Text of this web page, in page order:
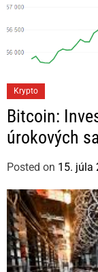
a
t
e
o
r
i
e
s
Krypto
Bitcoin:
úrokových
Posted on 15. júla